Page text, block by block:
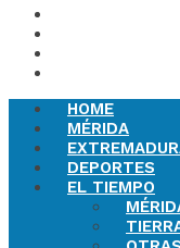
HOME
MÉRIDA
DEPORTES
EL TIEMPO